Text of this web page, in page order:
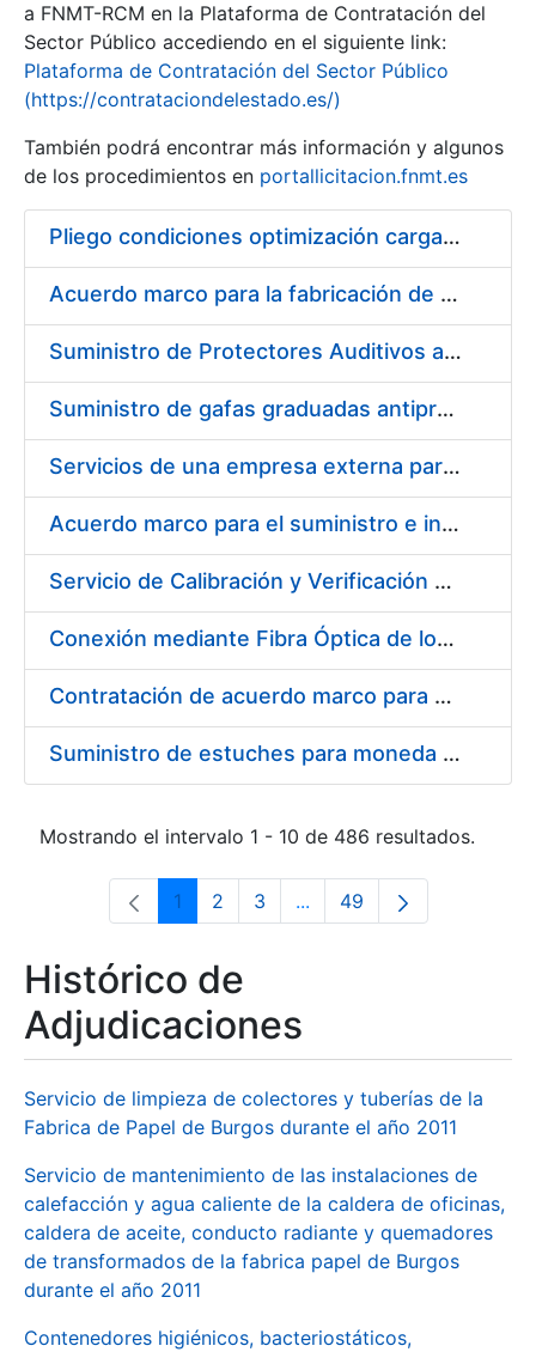
a FNMT-RCM en la Plataforma de Contratación del
Sector Público accediendo en el siguiente link:
Plataforma de Contratación del Sector Público
(https://contrataciondelestado.es/)
También podrá encontrar más información y algunos
de los procedimientos en portallicitacion.fnmt.es
Pliego condiciones optimización cargas compras firmado
Acuerdo marco para la fabricación de piezas
Suministro de Protectores Auditivos a medida para las personas trabajadoras de los Centros de Trabajo de Madrid y Burgos
Suministro de gafas graduadas antiproyecciones para los trabajadores de la FNMT-RCM en los centros de trabajo de Madrid y Burgos
Servicios de una empresa externa para el asesoramiento y resolución de los recursos de alzada que se presentan relacionados con procesos de selección para la FNMT-RCM
Acuerdo marco para el suministro e instalación de persianas, estores y otros complementos
Servicio de Calibración y Verificación Externa de los Equipos de Medición del Servicio de Prevención de la FNMT-RCM
Conexión mediante Fibra Óptica de los Centros de Proceso de Datos (CPDs) de las sedes de la FNMT-RCM de Burgos y Madrid
Contratación de acuerdo marco para el Suministro de Material de Electricidad para la Fábrica Nacional de Moneda y Timbre-Real Casa de la Moneda en su centro de trabajo de Burgos
Suministro de estuches para moneda de 30 €
Mostrando el intervalo 1 - 10 de 486 resultados.
Página
1 Página
2 Página
3 ...Páginas intermedias Use
Página
49
Histórico de
Adjudicaciones
Servicio de limpieza de colectores y tuberías de la
Fabrica de Papel de Burgos durante el año 2011
Servicio de mantenimiento de las instalaciones de
calefacción y agua caliente de la caldera de oficinas,
caldera de aceite, conducto radiante y quemadores
de transformados de la fabrica papel de Burgos
durante el año 2011
Contenedores higiénicos, bacteriostáticos,